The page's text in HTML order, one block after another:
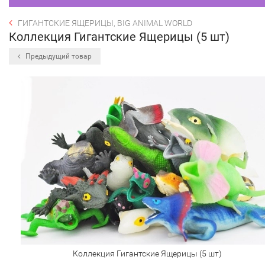
ГИГАНТСКИЕ ЯЩЕРИЦЫ, BIG ANIMAL WORLD
Коллекция Гигантские Ящерицы (5 шт)
Предыдущий товар
Коллекция Гигантские Ящерицы (5 шт)